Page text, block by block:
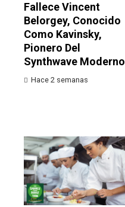
Fallece Vincent
Belorgey, Conocido
Como Kavinsky,
Pionero Del
Synthwave Moderno
Hace 2 semanas